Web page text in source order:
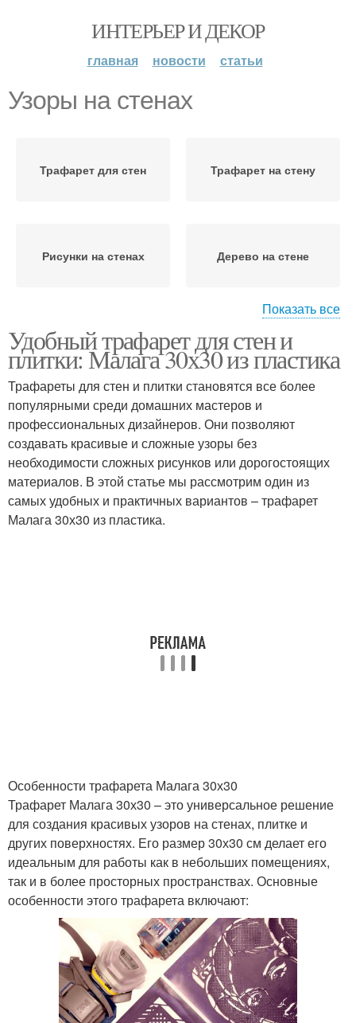
ИНТЕРЬЕР И ДЕКОР
главная новости статьи
Узоры на стенах
Трафарет для стен Трафарет на стену
Рисунки на стенах Дерево на стене
Дерева на стенах Дерева на стену
Рисунки на стене Стен в квартире
Рисунок на стене
Показать все
Удобный трафарет для стен и
плитки: Малага 30х30 из пластика
Трафареты для стен и плитки становятся все более
популярными среди домашних мастеров и
профессиональных дизайнеров. Они позволяют
создавать красивые и сложные узоры без
необходимости сложных рисунков или дорогостоящих
материалов. В этой статье мы рассмотрим один из
самых удобных и практичных вариантов – трафарет
Малага 30х30 из пластика.
Особенности трафарета Малага 30х30
Трафарет Малага 30х30 – это универсальное решение
для создания красивых узоров на стенах, плитке и
других поверхностях. Его размер 30х30 см делает его
идеальным для работы как в небольших помещениях,
так и в более просторных пространствах. Основные
особенности этого трафарета включают: